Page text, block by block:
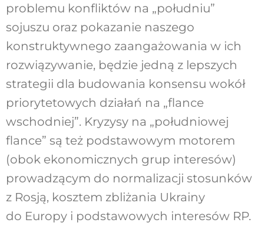
problemu konfliktów na „południu”
sojuszu oraz pokazanie naszego
konstruktywnego zaangażowania w ich
rozwiązywanie, będzie jedną z lepszych
strategii dla budowania konsensu wokół
priorytetowych działań na „flance
wschodniej”. Kryzysy na „południowej
flance” są też podstawowym motorem
(obok ekonomicznych grup interesów)
prowadzącym do normalizacji stosunków
z Rosją, kosztem zbliżania Ukrainy
do Europy i podstawowych interesów RP.